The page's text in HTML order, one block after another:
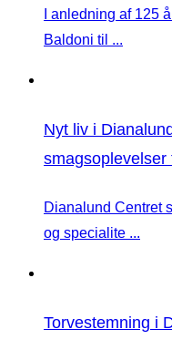
I anledning af 125
Baldoni til ...
Nyt liv i
smagsoplevelser
Dianalund Centret
og specialite ...
Torvestemning i